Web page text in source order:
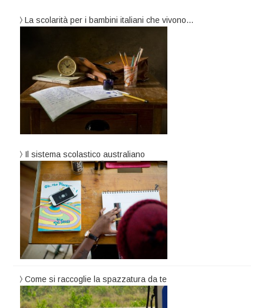
La scolarità per i bambini italiani che vivono…
Il sistema scolastico australiano
Come si raccoglie la spazzatura da te